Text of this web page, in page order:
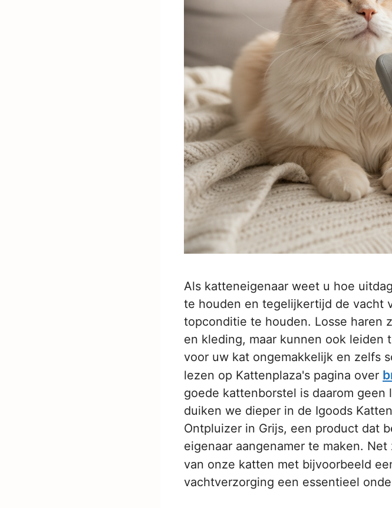
Als katteneigenaar weet u hoe
te houden en tegelijkertijd de vacht
topconditie te houden. Losse haren
en kleding, maar kunnen ook leiden
voor uw kat ongemakkelijk en zelfs
lezen op Kattenplaza's pagina over
goede kattenborstel is daarom geen
duiken we dieper in de Igoods
Ontpluizer in Grijs, een product dat
eigenaar aangenamer te maken.
van onze katten met bijvoorbeeld
vachtverzorging een essentieel